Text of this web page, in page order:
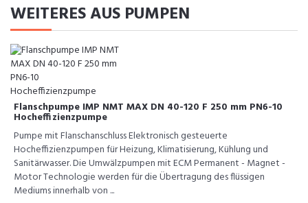
WEITERES AUS PUMPEN
Flanschpumpe IMP NMT MAX DN 40-120 F 250 mm PN6-10
Hocheffizienzpumpe
Pumpe mit Flanschanschluss Elektronisch gesteuerte
Hocheffizienzpumpen für Heizung, Klimatisierung, Kühlung und
Sanitärwasser. Die Umwälzpumpen mit ECM Permanent - Magnet -
Motor Technologie werden für die Übertragung des flüssigen
Mediums innerhalb von ...